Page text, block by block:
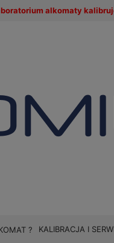
alkomaty
? KALIBRACJA I